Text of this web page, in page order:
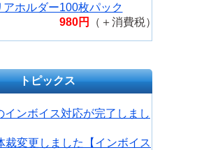
アホルダー100枚パック
980円
（＋消費税）
トピックス
インボイス対応が完了しまし
裁変更しました【インボイス